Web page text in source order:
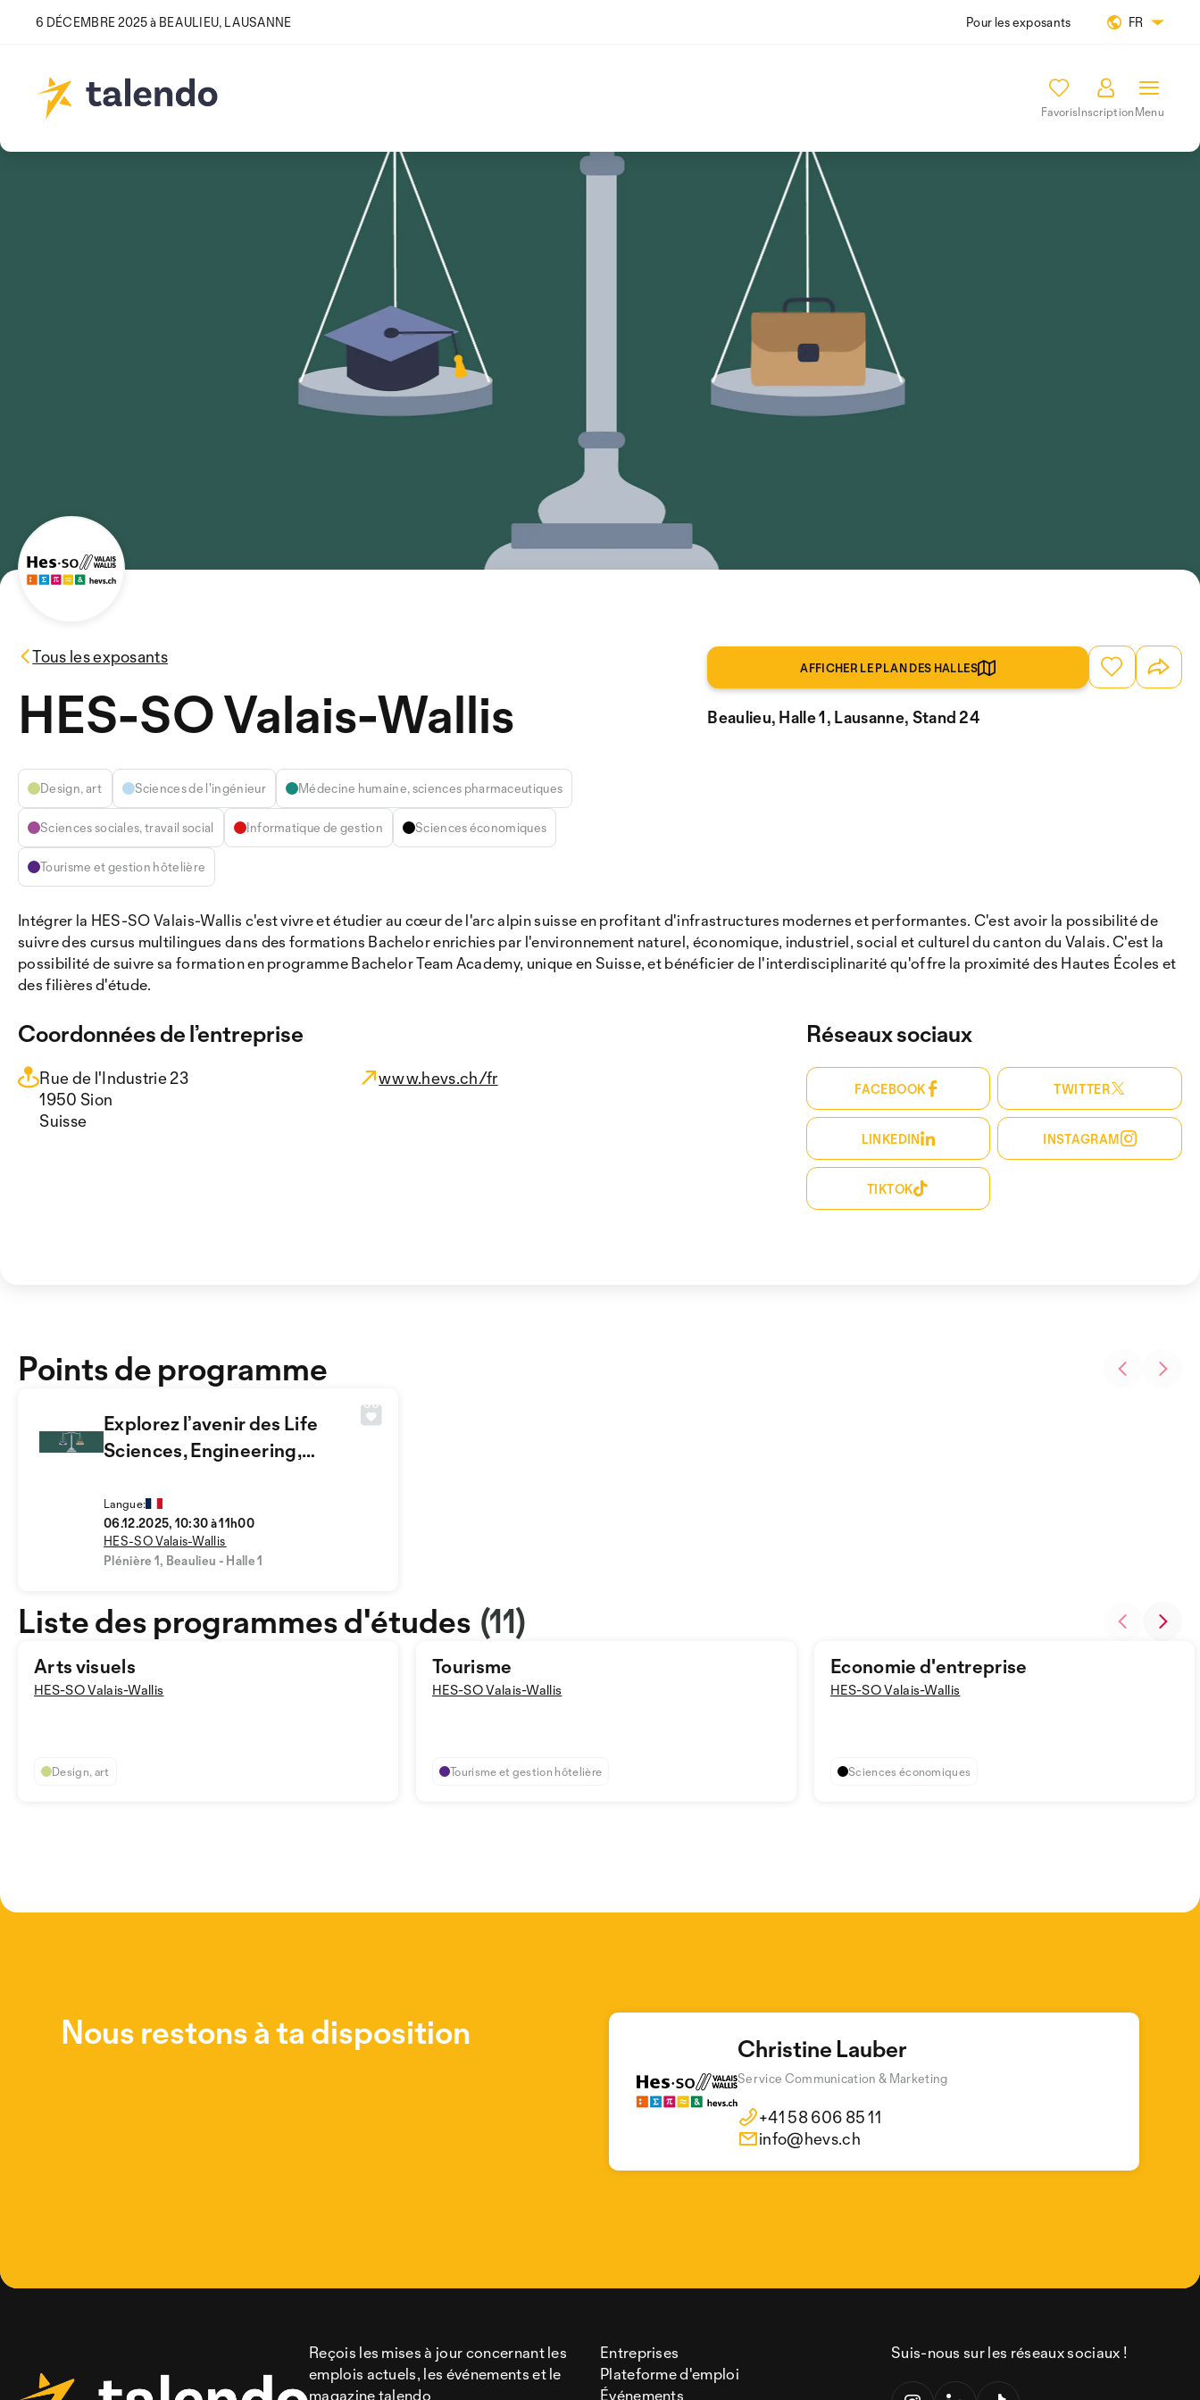
6 DÉCEMBRE 2025 à BEAULIEU, LAUSANNE Pour les exposants FR
FavorisInscriptionMenu
Tous les exposants
HES-SO Valais-Wallis
Design, art Sciences de l'ingénieur Médecine humaine, sciences pharmaceutiques
Sciences sociales, travail social Informatique de gestion Sciences économiques
Tourisme et gestion hôtelière
AFFICHER LE PLAN DES HALLES
Beaulieu, Halle 1, Lausanne, Stand 24
Intégrer la HES-SO Valais-Wallis c'est vivre et étudier au cœur de l'arc alpin suisse en profitant d'infrastructures modernes et performantes. C'est avoir la possibilité de
suivre des cursus multilingues dans des formations Bachelor enrichies par l'environnement naturel, économique, industriel, social et culturel du canton du Valais. C'est la
possibilité de suivre sa formation en programme Bachelor Team Academy, unique en Suisse, et bénéficier de l'interdisciplinarité qu'offre la proximité des Hautes Écoles et
des filières d'étude.
Coordonnées de l’entreprise
Rue de l'Industrie 23
1950 Sion
Suisse
www.hevs.ch/fr
Réseaux sociaux
FACEBOOK TWITTER
LINKEDIN INSTAGRAM
TIKTOK
Explorez l’avenir des Life
Sciences, Engineering,
Sciences
Langue:
06.12.2025, 10:30 à 11h00
HES-SO Valais-Wallis
Plénière 1, Beaulieu - Halle 1
Points de programme
Arts visuels
HES-SO Valais-Wallis
Design, art
Tourisme
HES-SO Valais-Wallis
Tourisme et gestion hôtelière
Economie d'entreprise
HES-SO Valais-Wallis
Sciences économiques
Liste des programmes d'études (11)
Nous restons à ta disposition Christine Lauber
Service Communication & Marketing
+41 58 606 85 11
info@hevs.ch
Reçois les mises à jour concernant les
emplois actuels, les événements et le
magazine talendo
Entreprises
Plateforme d'emploi
Événements
Suis-nous sur les réseaux sociaux !